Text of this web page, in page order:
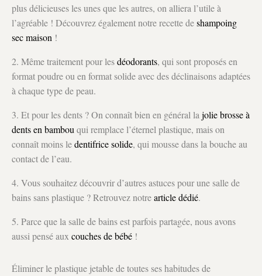
plus délicieuses les unes que les autres, on alliera l’utile à
l’agréable ! Découvrez également notre recette deshampoing
sec maison !
2. Même traitement pour lesdéodorants, qui sont proposés en
format poudre ou en format solide avec des déclinaisons adaptées
à chaque type de peau.
3. Et pour les dents ? On connaît bien en général la jolie brosse à
dents en bambou qui remplace l’éternel plastique, mais on
connaît moins ledentifrice solide, qui mousse dans la bouche au
contact de l’eau.
4. Vous souhaitez découvrir d’autres astuces pour une salle de
bains sans plastique ? Retrouvez notrearticle dédié.
5. Parce que la salle de bains est parfois partagée, nous avons
aussi pensé aux couches de bébé !
Éliminer le plastique jetable de toutes ses habitudes de